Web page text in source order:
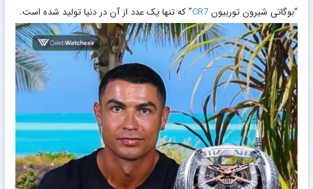
“بوگاتی شیرون توربیونCR7” که تنها یک عدد از آن در دنیا تولید شده است.